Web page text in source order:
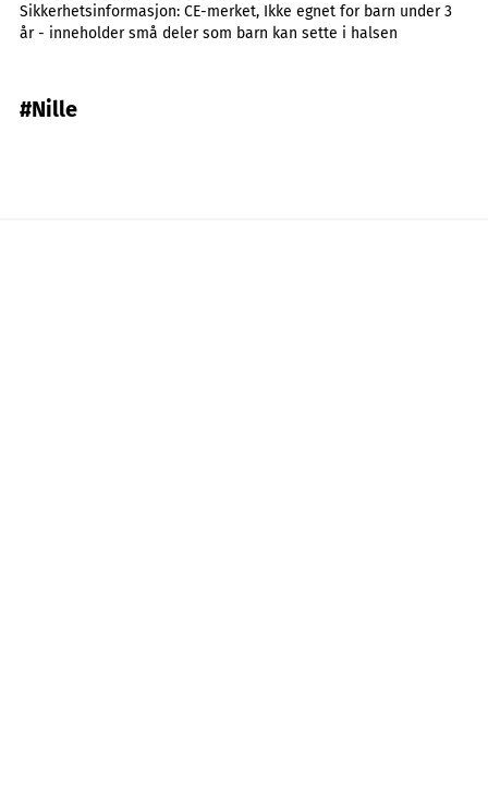
Sikkerhetsinformasjon: CE-merket, Ikke egnet for barn under 3
år - inneholder små deler som barn kan sette i halsen
#Nille